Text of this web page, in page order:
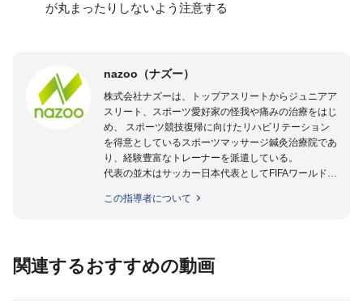
が丸まったりしないよう注意する
nazoo（ナズー）
株式会社ナズーは、トップアスリートからジュニアア
スリート、スポーツ愛好家の怪我や痛みの治療をはじ
め、 スポーツ競技復帰に向けたリハビリテーション
を得意としているスポーツマッサージ鍼灸治療院であ
り、経験豊富なトレーナーを派遣している。
代表の並木はサッカー日本代表としてFIFAワールドカ
のほかU-23日本代表のアスレティックトレーナーと
世代のサッカーを中心に、WJBL、社会人ラグビー、
この指導者について
関連するおすすめの動画